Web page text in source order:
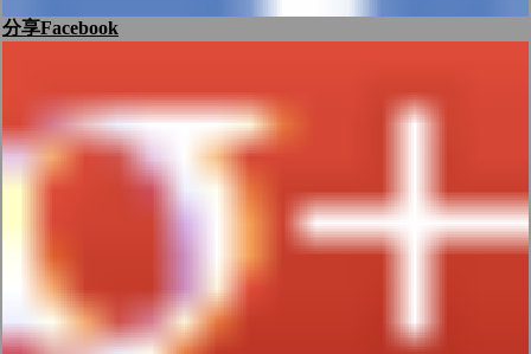
分享Facebook